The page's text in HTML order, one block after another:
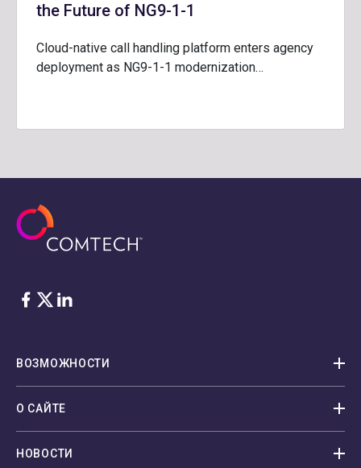
the Future of NG9-1-1
Cloud-native call handling platform enters agency
deployment as NG9-1-1 modernization…
Facebook
Twitter
LinkedIn
ВОЗМОЖНОСТИ
О САЙТЕ
НОВОСТИ